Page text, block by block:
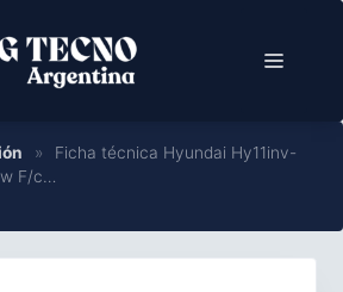
Menú
»
Ficha técnica Hyundai Hy11inv-
F/c…